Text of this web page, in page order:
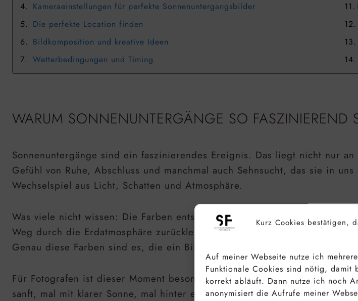
Kurz Cookies bestätigen,
Auf meiner Webseite nutze ich
Funktionale Cookies sind nötig, damit
korrekt abläuft. Dann nutze ich noch
anonymisiert die Aufrufe meiner
Kameraeinstellungen für perfekte Sonnenuntergangsbilder
Die perfekte Location finden
Bildkomposition und kreative Ideen
Wetterbedingungen und Timing
WARUM SONNENUNTERGÄNGE SO FASZINIEREND
Sonnenuntergänge sind ein faszinierendes Ereignis. Das liegt nicht nur
Gefühl von Ruhe, Abschluss und manchmal auch Sehnsucht, das sie in
Wechselspiel aus Licht, Schatten und Atmosphäre.
Was viele nicht wissen: Die Farben entstehen durch das Streuverhalten
Weg durch die Erdatmosphäre zurücklegen. Dabei werden die blauen
Genau diese Farben sind es, die ein Bild so emotional und fesselnd
Für Fotografen ist dieser Moment besonders, weil er selten perfekt
sanft, mal mit klarer Sonne, mal hinter einer dichten Wolkendecke. Und